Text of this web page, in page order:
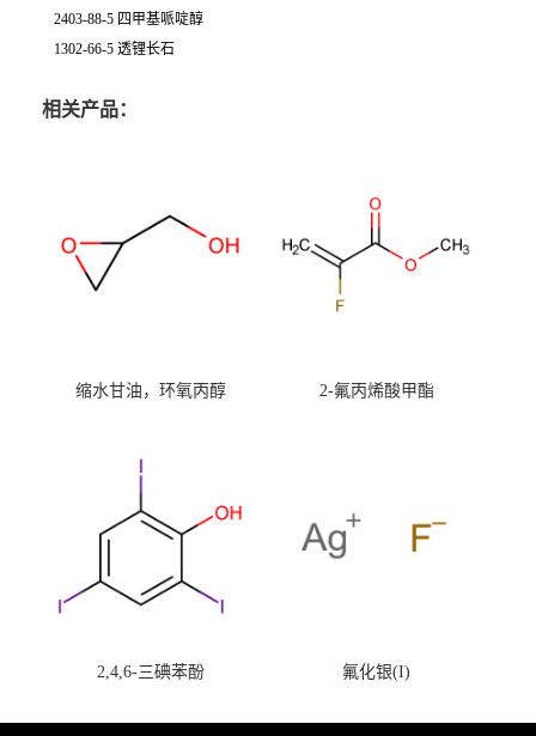
2403-88-5 四甲基哌啶醇
1302-66-5 透锂长石
相关产品：
缩水甘油，环氧丙醇 2-氟丙烯酸甲酯
2,4,6-三碘苯酚 氟化银(I)